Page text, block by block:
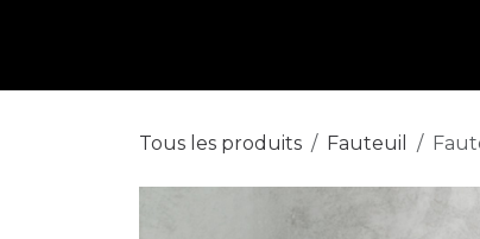
Tous les produits Fauteuil